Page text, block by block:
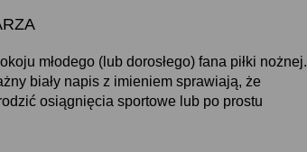
młodego (lub dorosłego) fana piłki nożnej.
biały napis z imieniem sprawiają, że
osiągnięcia sportowe lub po prostu